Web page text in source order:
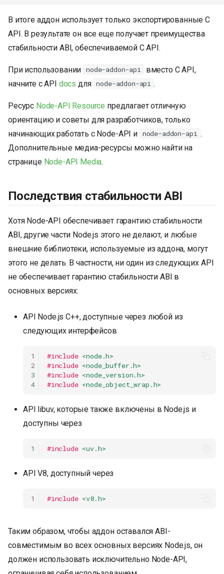
В итоге аддон использует только экспортированные C
API. В результате он все еще получает преимущества
стабильности ABI, обеспечиваемой C API.
При использовании node-addon-api
вместо C API,
начните с API docs для node-addon-api .
Ресурс Node-API Resource предлагает отличную
ориентацию и советы для разработчиков, только
начинающих работать с Node-API и node-addon-api .
Дополнительные медиа-ресурсы можно найти на
странице Node-API Media.
Последствия стабильности ABI
Хотя Node-API обеспечивает гарантию стабильности
ABI, другие части Node.js этого не делают, и любые
внешние библиотеки, используемые из аддона, могут
этого не делать. В частности, ни один из следующих API
не обеспечивает гарантию стабильности ABI в
основных версиях:
API Node.js C++, доступные через любой из
следующих интерфейсов
1
2
3
4
#include <node.h>
#include <node_buffer.h>
#include <node_version.h>
#include <node_object_wrap.h>
API libuv, которые также включены в Node.js и
доступны через
1 #include <uv.h>
API V8, доступный через
1 #include <v8.h>
Таким образом, чтобы аддон оставался ABI-
совместимым во всех основных версиях Node.js, он
должен использовать исключительно Node-API,